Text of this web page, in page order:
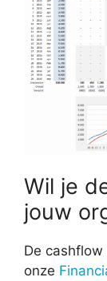
Wil je
jouw
De
onze